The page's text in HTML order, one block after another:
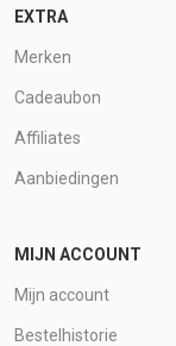
EXTRA
Merken
Cadeaubon
Affiliates
Aanbiedingen
MIJN ACCOUNT
Mijn account
Bestelhistorie